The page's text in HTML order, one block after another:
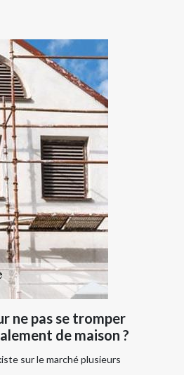
ne pas se tromper
de maison ?
sur le marché plusieurs